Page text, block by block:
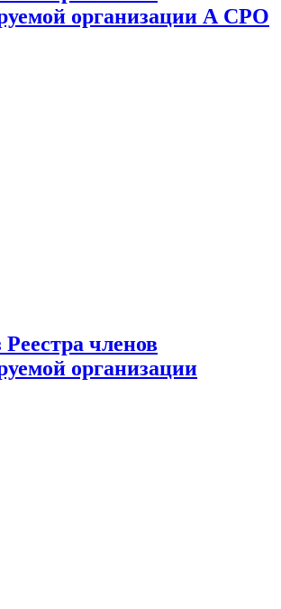
организации А СРО
членов
организации